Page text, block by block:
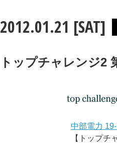
2012.01.21 [SAT]
トップチャレンジ2
中部電力
【トップチ